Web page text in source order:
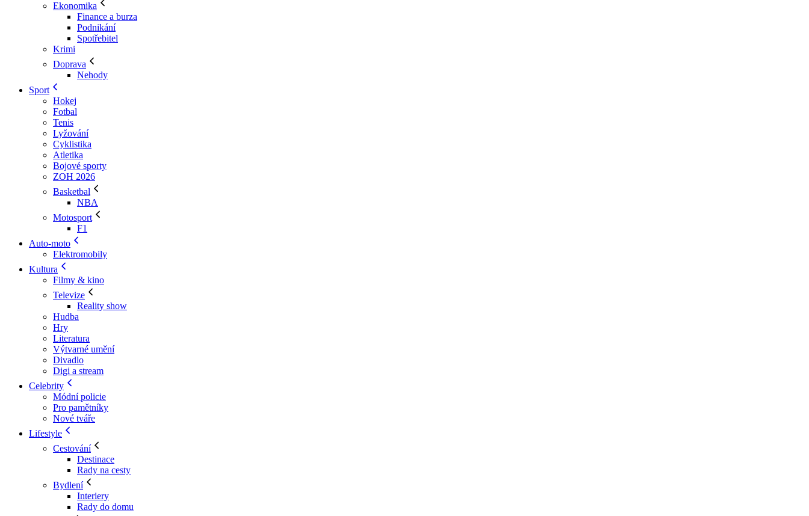
Ekonomika
Finance a burza
Podnikání
Spotřebitel
Krimi
Doprava
Nehody
Sport
Hokej
Fotbal
Tenis
Lyžování
Cyklistika
Atletika
Bojové sporty
ZOH 2026
Basketbal
NBA
Motosport
F1
Auto-moto
Elektromobily
Kultura
Filmy & kino
Televize
Reality show
Hudba
Hry
Literatura
Výtvarné umění
Divadlo
Digi a stream
Celebrity
Módní policie
Pro pamětníky
Nové tváře
Lifestyle
Cestování
Destinace
Rady na cesty
Bydlení
Interiery
Rady do domu